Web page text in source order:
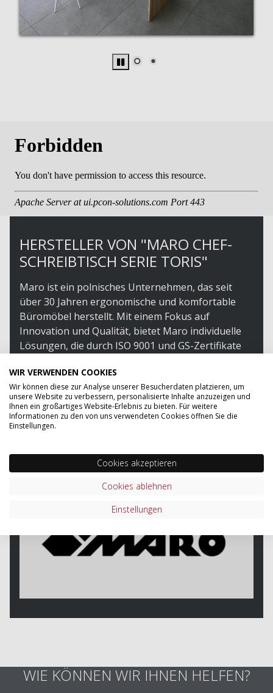
HERSTELLER VON "MARO CHEF-
SCHREIBTISCH SERIE TORIS"
Maro ist ein polnisches Unternehmen, das seit
über 30 Jahren ergonomische und komfortable
Büromöbel herstellt. Mit einem Fokus auf
Innovation und Qualität, bietet Maro individuelle
Lösungen, die durch ISO 9001 und GS-Zertifikate
Bedeutung von nachhaltigem Handeln und strebt
nach hoher Kundenzufriedenheit durch
maßgeschneiderte Produkte und Dienstleistungen.
ZUM SORTIMENT VON MARO
WIE KÖNNEN WIR IHNEN HELFEN?
WIR VERWENDEN COOKIES
Wir können diese zur Analyse unserer Besucherdaten platzieren, um
unsere Website zu verbessern, personalisierte Inhalte anzuzeigen und
Ihnen ein großartiges Website-Erlebnis zu bieten. Für weitere
Informationen zu den von uns verwendeten Cookies öffnen Sie die
Einstellungen.
Cookies akzeptieren
Cookies ablehnen
Einstellungen